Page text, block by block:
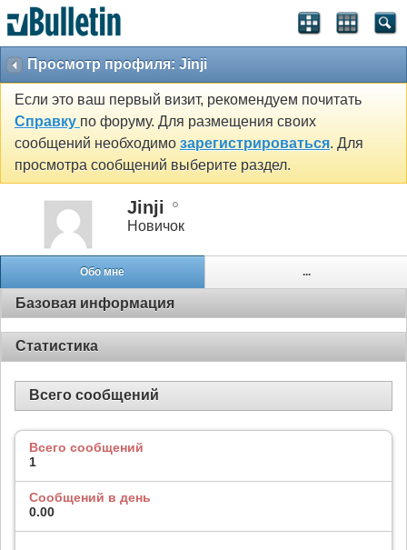
Просмотр профиля: Jinji
Если это ваш первый визит, рекомендуем почитать
Справку по форуму. Для размещения своих
сообщений необходимо зарегистрироваться. Для
просмотра сообщений выберите раздел.
Jinji
Новичок
Обо мне ...
Базовая информация
Статистика
Всего сообщений
Всего сообщений
1
Сообщений в день
0.00